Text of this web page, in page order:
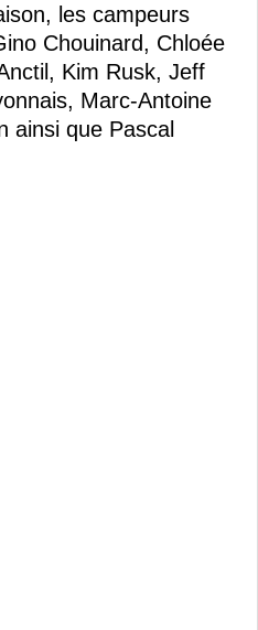
les campeurs
Chouinard, Chloée
Kim Rusk, Jeff
Marc-Antoine
ainsi que Pascal